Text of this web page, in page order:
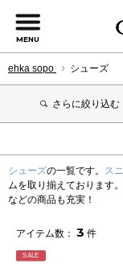
MENU
ehka sopo シューズ
さらに絞り込む
シューズの一覧です。 ス
ムを取り揃えております
などの商品も充実！
アイテム数： 3 件
SALE